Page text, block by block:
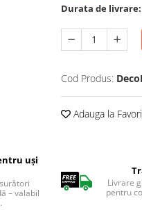
Durata de livrare:
Cod Produs:
Adauga la
uși
– valabil
Livrare
pentru